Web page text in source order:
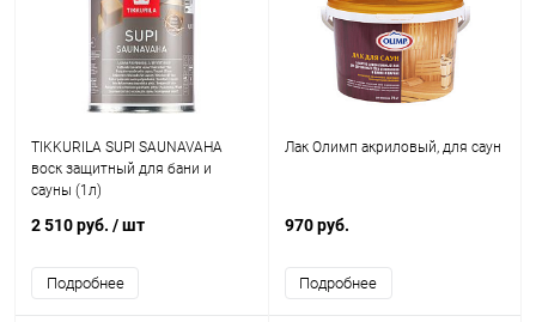
TIKKURILA SUPI SAUNAVAHA
воск защитный для бани и
сауны (1л)
2 510 руб. / шт
Подробнее
Лак Олимп акриловый, для саун
970 руб.
Подробнее